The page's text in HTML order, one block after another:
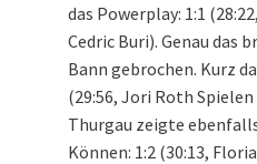
das Powerplay: 1:1
Cedric Buri). Genau das
Bann gebrochen. Kurz
(29:56, Jori Roth
Thurgau zeigte
Können: 1:2 (30:13,